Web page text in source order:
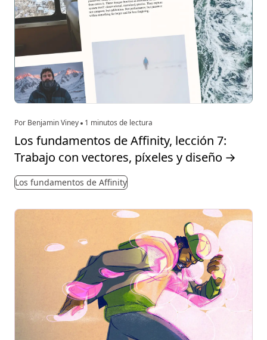
Por Benjamin Viney 1 minutos de lectura
Los fundamentos de Affinity, lección 7:
Trabajo con vectores, píxeles y diseño →
Los fundamentos de Affinity